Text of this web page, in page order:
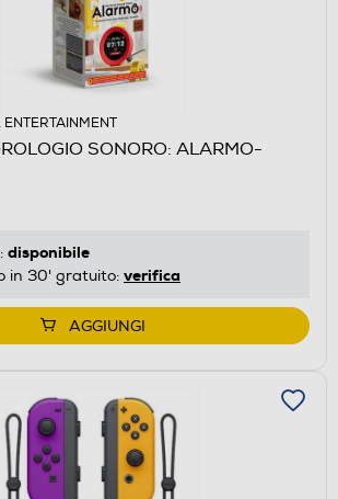
SONORO: ALARMO-
disponibile
in 30' gratuito: verifica
AGGIUNGI